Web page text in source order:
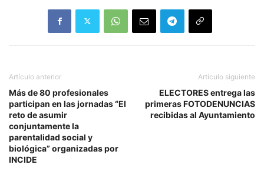
Artículo anterior
Más de 80 profesionales
participan en las jornadas “El
reto de asumir
conjuntamente la
parentalidad social y
biológica” organizadas por
INCIDE
Artículo siguiente
ELECTORES entrega las
primeras FOTODENUNCIAS
recibidas al Ayuntamiento